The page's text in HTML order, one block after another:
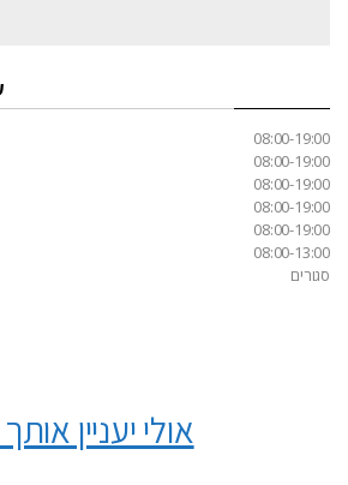
08:00-19:00
08:00-19:00
08:00-19:00
08:00-19:00
08:00-19:00
08:00-13:00
סגורים
אולי יעניין